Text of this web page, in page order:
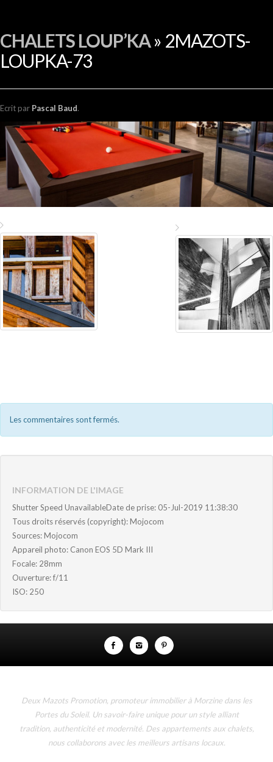
CHALETS LOUP’KA» 2MAZOTS-
LOUPKA-73
Ecrit par Pascal Baud.
Les commentaires sont fermés.
INFORMATION DE L'IMAGE
Shutter Speed UnavailableDate de prise: 05-Jul-2019 11:38:30
Tous droits réservés (copyright): Mojocom
Sources: Mojocom
Appareil photo: Canon EOS 5D Mark III
Focale: 28mm
Ouverture: f/11
ISO: 250
Deux Mazots Promotion, promoteur immobilier à Morzine dans les
Portes du Soleil. Un savoir-faire unique pour un style alliant
tradition, authenticité et modernité. Des appartements aux chalets,
nous collaborons avec les meilleurs artisans locaux.